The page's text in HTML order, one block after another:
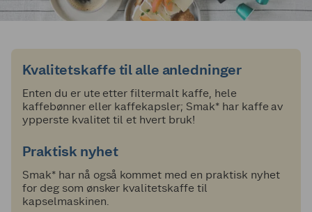
Kvalitetskaffe til alle anledninger
Enten du er ute etter filtermalt kaffe, hele
kaffebønner eller kaffekapsler; Smak* har kaffe av
ypperste kvalitet til et hvert bruk!
Praktisk nyhet
Smak* har nå også kommet med en praktisk nyhet
for deg som ønsker kvalitetskaffe til
kapselmaskinen.